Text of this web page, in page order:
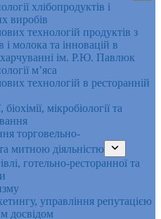
хлібопродуктів і
виробів
технологій продуктів з
і молока та інновацій в
ім. Р.Ю. Павлюк
м’яса
технологій в ресторанній
мікробіології та
торговельно-
митною діяльністю
готельно-ресторанної та
управління репутацією
досвідом